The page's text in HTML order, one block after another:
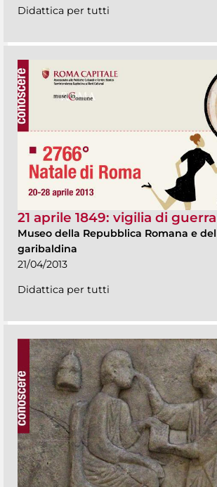
Didattica per tutti
21 aprile 1849: vigilia di guerra
Museo della Repubblica Romana e
garibaldina
21/04/2013
Didattica per tutti